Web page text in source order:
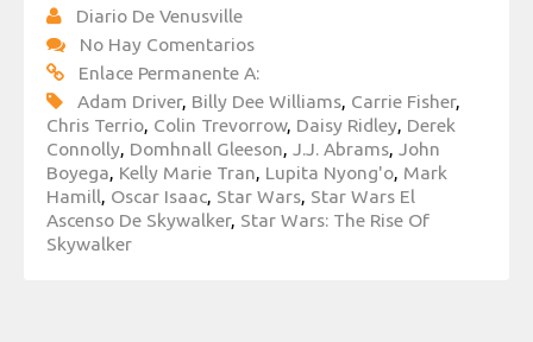
Diario De Venusville
No Hay Comentarios
Enlace Permanente A:
Adam Driver, Billy Dee Williams, Carrie Fisher,
Chris Terrio, Colin Trevorrow, Daisy Ridley, Derek
Connolly, Domhnall Gleeson, J.J. Abrams, John
Boyega, Kelly Marie Tran, Lupita Nyong'o, Mark
Hamill, Oscar Isaac, Star Wars, Star Wars El
Ascenso De Skywalker, Star Wars: The Rise Of
Skywalker